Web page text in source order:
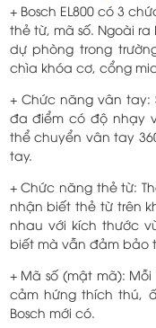
+ Bosch EL800 có 3
thẻ từ, mã số. Ngoài ra
dự phòng trong
chìa khóa cơ, cổng
+ Chức năng vân tay:
đa điểm có độ nhạy
thể chuyển vân tay
tay.
+ Chức năng thẻ từ:
nhận biết thẻ từ trên
nhau với kích thước
biết mà vẫn đảm bảo
+ Mã số (mật mã):
cảm hứng thích thú,
Bosch mới có.